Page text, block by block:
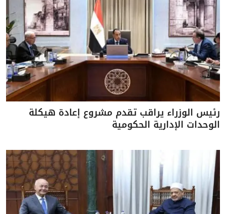
رئيس الوزراء يراقب تقدم مشروع إعادة هيكلة
الوحدات الإدارية الحكومية